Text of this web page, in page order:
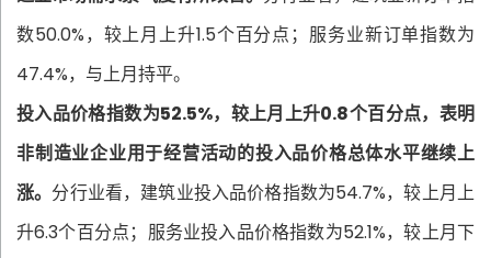
数50.0%，较上月上升1.5个百分点；服务业新订单指数为
47.4%，与上月持平。
投入品价格指数为52.5%，较上月上升0.8个百分点，表明
非制造业企业用于经营活动的投入品价格总体水平继续上
涨。 分行业看，建筑业投入品价格指数为54.7%，较上月上
升6.3个百分点；服务业投入品价格指数为52.1%，较上月下